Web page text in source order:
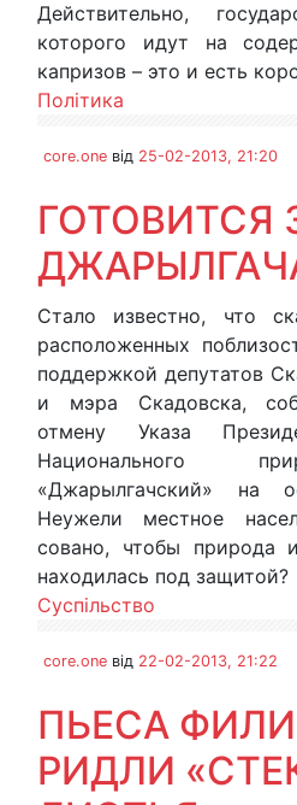
Действительно,
которого идут на
капризов – это и есть
Політика
core.one від 25-02-2013, 21:20
ГОТОВИТСЯ
Стало известно, что
расположенных
поддержкой депутатов
и мэра Скадовска,
отмену Указа
Национального
«Джарылгачский» на
Неужели местное
совано, чтобы природа
находилась под защитой?
Суспільство
core.one від 22-02-2013, 21:22
ПЬЕСА
РИДЛИ